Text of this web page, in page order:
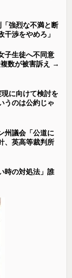
「強烈な不満と断
渉をやめろ」
子生徒へ不同意
数が被害訴え →
現に向けて検討を
うのは公約じゃ
州議会「公道に
、英高等裁判所
時の対処法」誰